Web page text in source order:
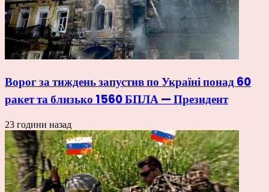
Ворог за тиждень запустив по Україні понад 60
ракет та близько 1560 БПЛА — Президент
23 години назад